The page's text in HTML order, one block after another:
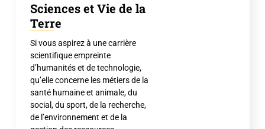
Sciences et Vie de la
Terre
Si vous aspirez à une carrière
scientifique empreinte
d’humanités et de technologie,
qu’elle concerne les métiers de la
santé humaine et animale, du
social, du sport, de la recherche,
de l’environnement et de la